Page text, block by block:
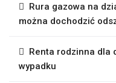
Rura gazowa na
można dochodzić
Renta rodzinna dla
wypadku